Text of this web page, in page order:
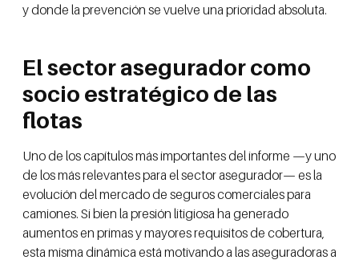
y donde la prevención se vuelve una prioridad absoluta.
El sector asegurador como
socio estratégico de las
flotas
Uno de los capítulos más importantes del informe —y uno
de los más relevantes para el sector asegurador— es la
evolución del mercado de seguros comerciales para
camiones. Si bien la presión litigiosa ha generado
aumentos en primas y mayores requisitos de cobertura,
esta misma dinámica está motivando a las aseguradoras a